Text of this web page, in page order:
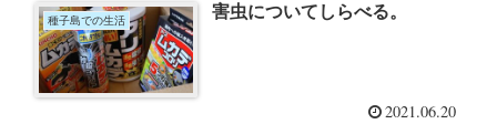
種子島での生活 害虫についてしらべる。
2021.06.20